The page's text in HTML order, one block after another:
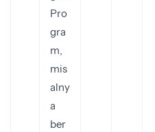
Pro
gra
m,
mis
alny
a
ber